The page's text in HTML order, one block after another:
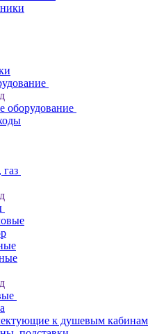
оборудование
к душевым кабинам